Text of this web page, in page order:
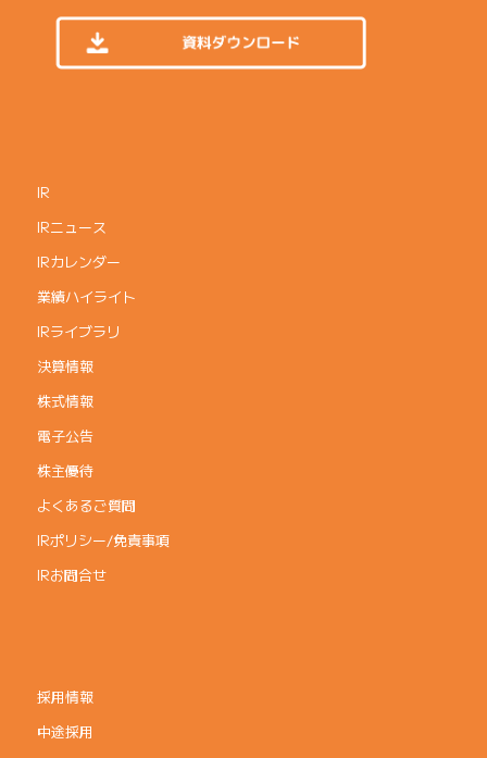
IR
IRニュース
IRカレンダー
業績ハイライト
IRライブラリ
決算情報
株式情報
電子公告
株主優待
よくあるご質問
IRポリシー/免責事項
IRお問合せ
採用情報
中途採用